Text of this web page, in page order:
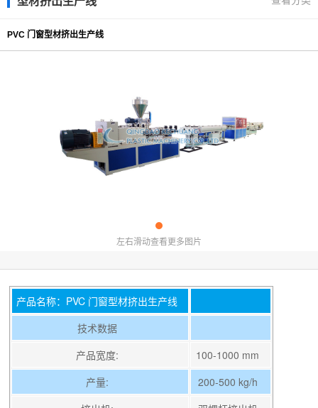
PVC 门窗型材挤出生产线
左右滑动查看更多图片
产品名称：PVC 门窗型材挤出生产线
技术数据
产品宽度:
100-1000 mm
产量:
200-500 kg/h